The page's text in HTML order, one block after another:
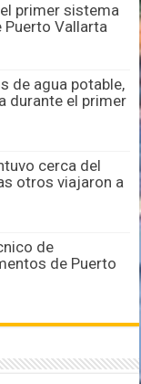
primer sistema
Vallarta
de agua potable,
durante el primer
cerca del
otros viajaron a
de
de Puerto